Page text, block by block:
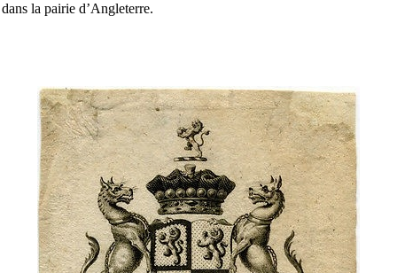
dans la pairie d’Angleterre.